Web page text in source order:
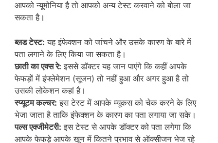
आपको न्यूमोनिया है तो आपको अन्य टेस्ट करवाने को बोला जा
सकता है।
ब्लड टेस्ट: यह इंफेक्शन को जांचने और उसके कारण के बारे में
पता लगाने के लिए किया जा सकता है।
छाती का एक्स रे: इससे डॉक्टर यह जान पाएंगे कि कहीं आपके
फेफड़ों में इंफ्लेमेशन (सूजन) तो नहीं हुआ और अगर हुआ है तो
उसकी लोकेशन कहां है।
स्प्यूटम कल्चर: इस टेस्ट में आपके म्यूकस को चेक करने के लिए
भेजा जाता है ताकि इंफेक्शन के कारण का पता लगाया जा सके।
पल्स एक्जीमेटरी: इस टेस्ट से आपके डॉक्टर को पता लगेगा कि
आपके फेफड़े आपके खून में कितने प्रभाव से ऑक्सीजन भेज रहे